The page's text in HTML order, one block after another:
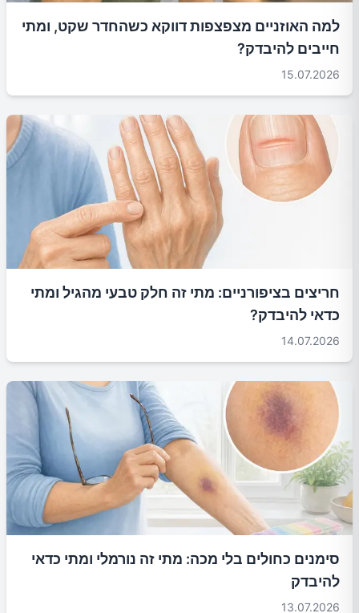
למה האוזניים מצפצפות דווקא כשהחדר שקט, ומתי
חייבים להיבדק?
15.07.2026
חריצים בציפורניים: מתי זה חלק טבעי מהגיל ומתי
כדאי להיבדק?
14.07.2026
סימנים כחולים בלי מכה: מתי זה נורמלי ומתי כדאי
להיבדק
13.07.2026